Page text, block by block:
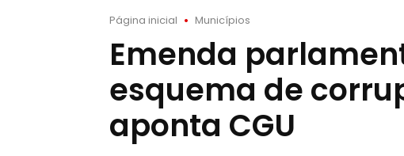
Página inicial Municípios
Emenda
esquema de
aponta CGU